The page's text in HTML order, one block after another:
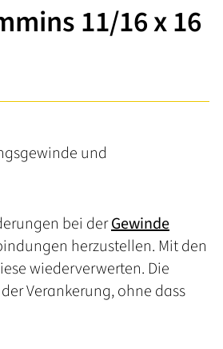
11/16 x 16
und
bei derGewinde
herzustellen. Mit den
wiederverwerten. Die
Verankerung, ohne dass